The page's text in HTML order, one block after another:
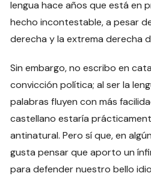
lengua hace años que está en
hecho incontestable, a pesar
derecha y la extrema derecha
Sin embargo, no escribo en
convicción política; al ser la
palabras fluyen con más
castellano estaría
antinatural. Pero sí que, en
gusta pensar que aporto un
para defender nuestro bello